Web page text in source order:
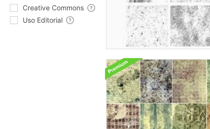
Creative Commons
Uso Editorial